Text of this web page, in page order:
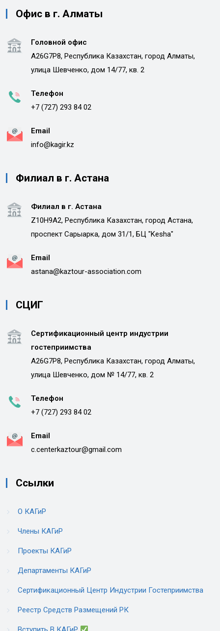
Офис в г. Алматы
Головной офис
A26G7P8, Республика Казахстан, город Алматы,
улица Шевченко, дом 14/77, кв. 2
Телефон
+7 (727) 293 84 02
Email
info@kagir.kz
Филиал в г. Астана
Филиал в г. Астана
Z10H9A2, Республика Казахстан, город Астана,
проспект Сарыарка, дом 31/1, БЦ "Kesha"
Email
astana@kaztour-association.com
СЦИГ
Сертификационный центр индустрии
гостеприимства
A26G7P8, Республика Казахстан, город Алматы,
улица Шевченко, дом № 14/77, кв. 2
Телефон
+7 (727) 293 84 02
Email
c.centerkaztour@gmail.com
Ссылки
О КАГиР
Члены КАГиР
Проекты КАГиР
Департаменты КАГиР
Сертификационный Центр Индустрии Гостеприимства
Реестр Средств Размещений РК